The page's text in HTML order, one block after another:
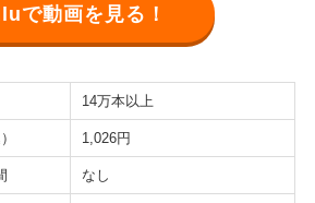
で動画を見る！
14万本以上
1,026円
なし